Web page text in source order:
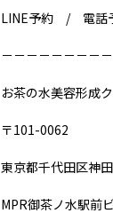
LINE予約 / 電話
－－－－－－－－
お茶の水美容形成
〒101-0062
東京都千代田区神
MPR御茶ノ水駅前